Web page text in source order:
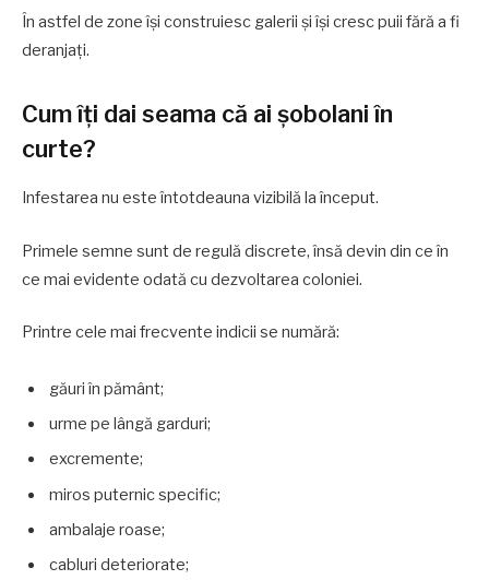
În astfel de zone își construiesc galerii și își cresc puii fără a fi
deranjați.
Cum îți dai seama că ai șobolani în
curte?
Infestarea nu este întotdeauna vizibilă la început.
Primele semne sunt de regulă discrete, însă devin din ce în
ce mai evidente odată cu dezvoltarea coloniei.
Printre cele mai frecvente indicii se numără:
găuri în pământ;
urme pe lângă garduri;
excremente;
miros puternic specific;
ambalaje roase;
cabluri deteriorate;